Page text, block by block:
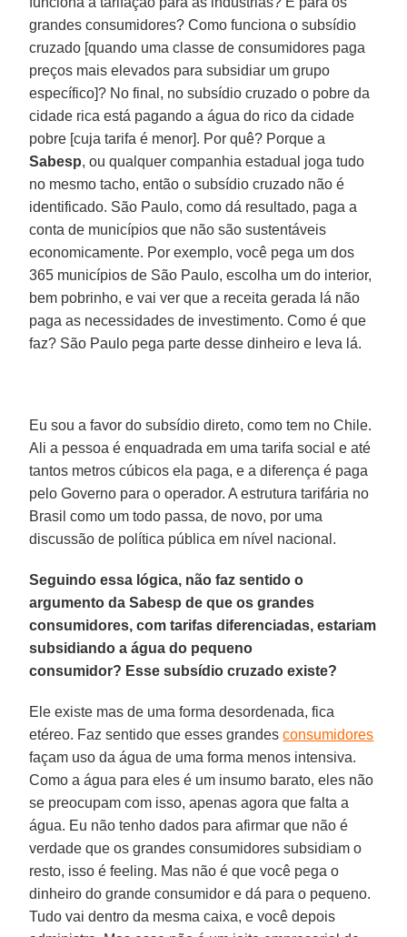
grandes consumidores? Como funciona o subsídio
cruzado [quando uma classe de consumidores paga
preços mais elevados para subsidiar um grupo
específico]? No final, no subsídio cruzado o pobre da
cidade rica está pagando a água do rico da cidade
pobre [cuja tarifa é menor]. Por quê? Porque a
Sabesp, ou qualquer companhia estadual joga tudo
no mesmo tacho, então o subsídio cruzado não é
identificado. São Paulo, como dá resultado, paga a
conta de municípios que não são sustentáveis
economicamente. Por exemplo, você pega um dos
365 municípios de São Paulo, escolha um do interior,
bem pobrinho, e vai ver que a receita gerada lá não
paga as necessidades de investimento. Como é que
faz? São Paulo pega parte desse dinheiro e leva lá.
Eu sou a favor do subsídio direto, como tem no Chile.
Ali a pessoa é enquadrada em uma tarifa social e até
tantos metros cúbicos ela paga, e a diferença é paga
pelo Governo para o operador. A estrutura tarifária no
Brasil como um todo passa, de novo, por uma
discussão de política pública em nível nacional.
Seguindo essa lógica, não faz sentido o
argumento da Sabesp de que os grandes
consumidores, com tarifas diferenciadas, estariam
subsidiando a água do pequeno
consumidor? Esse subsídio cruzado existe?
Ele existe mas de uma forma desordenada, fica
etéreo. Faz sentido que esses grandesconsumidores
façam uso da água de uma forma menos intensiva.
Como a água para eles é um insumo barato, eles não
se preocupam com isso, apenas agora que falta a
água. Eu não tenho dados para afirmar que não é
verdade que os grandes consumidores subsidiam o
resto, isso é feeling. Mas não é que você pega o
dinheiro do grande consumidor e dá para o pequeno.
Tudo vai dentro da mesma caixa, e você depois